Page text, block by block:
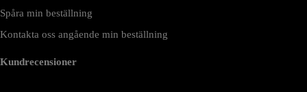
Spåra min beställning
Kontakta oss angående min beställning
Kundrecensioner